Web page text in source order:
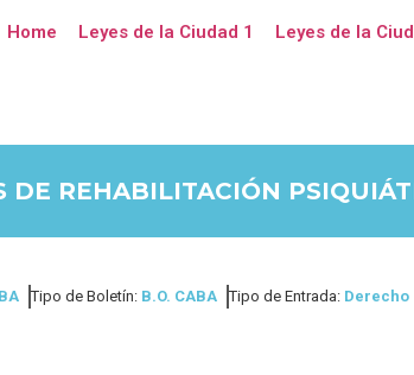
Home Leyes de la Ciudad 1 Leyes de la
DE REHABILITACIÓN
Tipo de Boletín: B.O. CABA Tipo de Entrada: Derecho